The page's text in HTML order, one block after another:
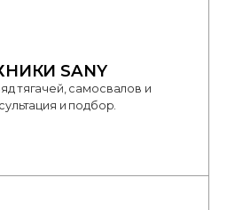
SANY
тягачей, самосвалов и
и подбор.